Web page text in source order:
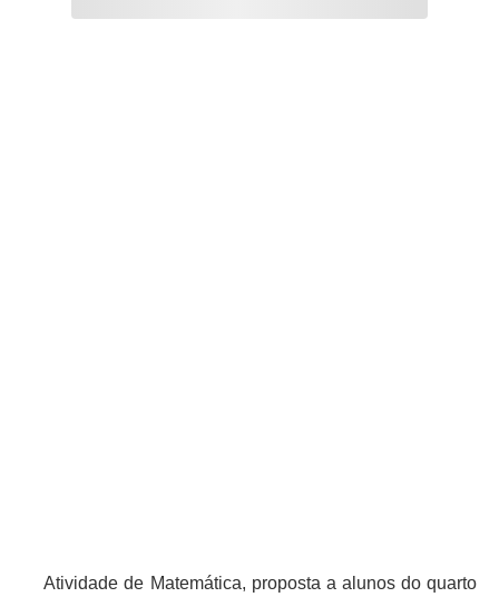
Atividade de Matemática, proposta a alunos do quarto